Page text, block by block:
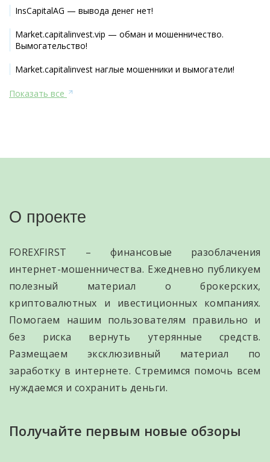
InsCapitalAG — вывода денег нет!
Market.capitalinvest.vip — обман и мошенничество.
Вымогательство!
Market.capitalinvest наглые мошенники и вымогатели!
Показать все
О проекте
FOREXFIRST – финансовые разоблачения
интернет-мошенничества. Ежедневно публикуем
полезный материал о брокерских,
криптовалютных и ивестиционных компаниях.
Помогаем нашим пользователям правильно и
без риска вернуть утерянные средств.
Размещаем эксклюзивный материал по
заработку в интернете. Стремимся помочь всем
нуждаемся и сохранить деньги.
Получайте первым новые обзоры